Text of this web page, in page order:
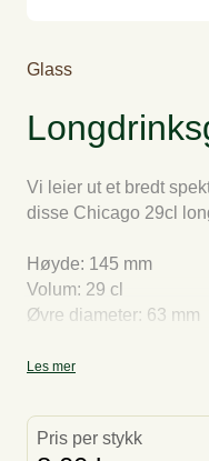
Glass
Vi leier ut et bredt
disse Chicago 29cl
Høyde: 145 mm
Volum: 29 cl
Øvre diameter: 63 mm
Les mer
Pris per stykk